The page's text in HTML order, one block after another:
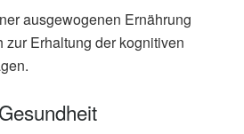
ausgewogenen Ernährung
zur Erhaltung der kognitiven